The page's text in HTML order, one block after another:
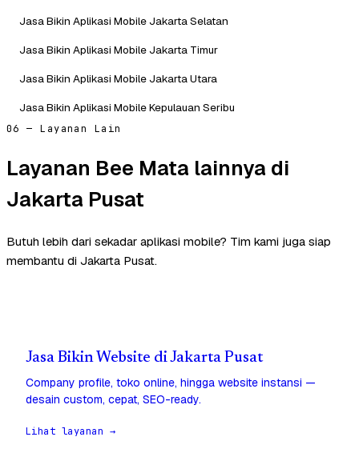
Jasa Bikin Aplikasi Mobile Jakarta Selatan
Jasa Bikin Aplikasi Mobile Jakarta Timur
Jasa Bikin Aplikasi Mobile Jakarta Utara
Jasa Bikin Aplikasi Mobile Kepulauan Seribu
06 — Layanan Lain
Layanan Bee Mata lainnya di
Jakarta Pusat
Butuh lebih dari sekadar aplikasi mobile? Tim kami juga siap
membantu di Jakarta Pusat.
Jasa Bikin Website di Jakarta Pusat
Company profile, toko online, hingga website instansi —
desain custom, cepat, SEO-ready.
Lihat layanan →